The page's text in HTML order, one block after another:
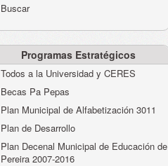
Buscar
Programas Estratégicos
Todos a la Universidad y CERES
Becas Pa Pepas
Plan Municipal de Alfabetización 3011
Plan de Desarrollo
Plan Decenal Municipal de Educación de
Pereira 2007-2016